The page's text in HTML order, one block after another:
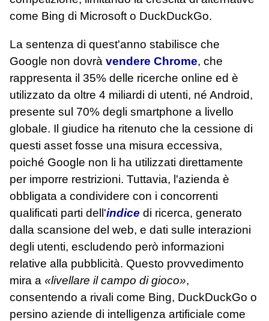
come Bing di Microsoft o DuckDuckGo.
La sentenza di quest'anno stabilisce che
Google non dovrà vendere Chrome, che
rappresenta il 35% delle ricerche online ed è
utilizzato da oltre 4 miliardi di utenti, né Android,
presente sul 70% degli smartphone a livello
globale. Il giudice ha ritenuto che la cessione di
questi asset fosse una misura eccessiva,
poiché Google non li ha utilizzati direttamente
per imporre restrizioni. Tuttavia, l'azienda è
obbligata a condividere con i concorrenti
qualificati parti dell'indice di ricerca, generato
dalla scansione del web, e dati sulle interazioni
degli utenti, escludendo però informazioni
relative alla pubblicità. Questo provvedimento
mira a «livellare il campo di gioco»,
consentendo a rivali come Bing, DuckDuckGo o
persino aziende di intelligenza artificiale come